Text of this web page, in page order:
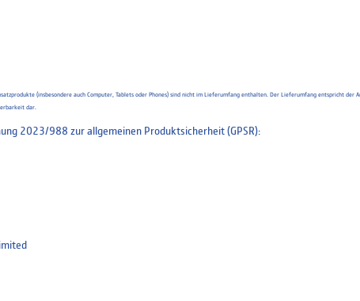
(insbesondere auch Computer, Tablets oder Phones) sind nicht im Lieferumfang enthalten. Der Lieferumfang entspricht
dar.
2023/988 zur allgemeinen Produktsicherheit (GPSR):